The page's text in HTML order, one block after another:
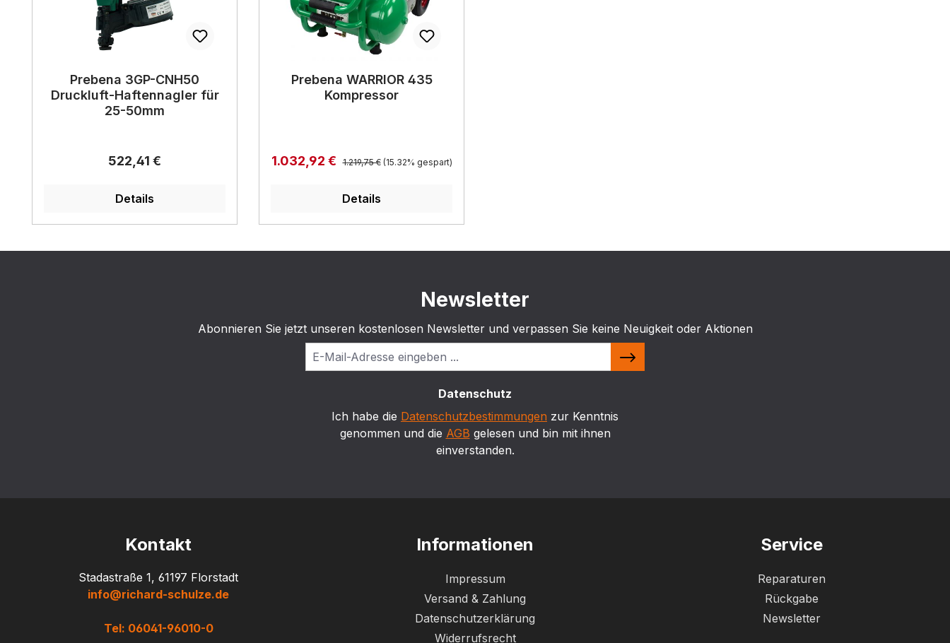
Prebena 3GP-CNH50
Druckluft-Haftennagler für
25-50mm
Regulärer Preis:
522,41 €
Details
Prebena WARRIOR 435
Kompressor
Verkaufspreis:
1.032,92 € Regulärer Preis:
1.219,75 € (15.32% gespart)
Details
Newsletter
Abonnieren Sie jetzt unseren kostenlosen Newsletter und verpassen Sie keine Neuigkeit oder Aktionen
Datenschutz
Ich habe die Datenschutzbestimmungen zur Kenntnis
genommen und die AGB gelesen und bin mit ihnen
einverstanden.
Kontakt
Stadastraße 1, 61197 Florstadt
info@richard-schulze.de
Tel: 06041-96010-0
Informationen
Impressum
Versand & Zahlung
Datenschutzerklärung
Widerrufsrecht
Service
Reparaturen
Rückgabe
Newsletter